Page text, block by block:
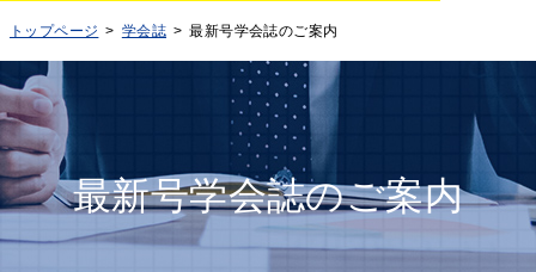
トップページ 学会誌 最新号学会誌のご案内
最新号学会誌のご案内